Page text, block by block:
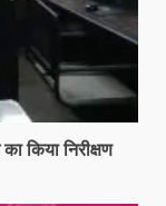
किया निरीक्षण